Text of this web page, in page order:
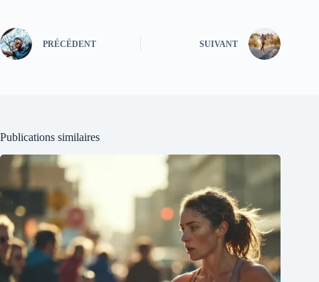
PRÉCÉDENT SUIVANT
Publications similaires